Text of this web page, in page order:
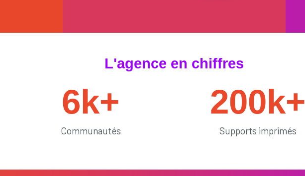
L'agence en chiffres
6k+
Communautés
200k+
Supports imprimés